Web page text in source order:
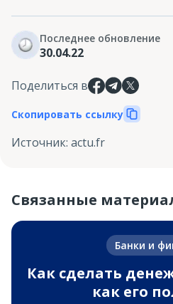
Последнее обновление
30.04.22
Поделиться в
Скопировать ссылку
Источник: actu.fr
Связанные
Банки и
Как сделать
как его